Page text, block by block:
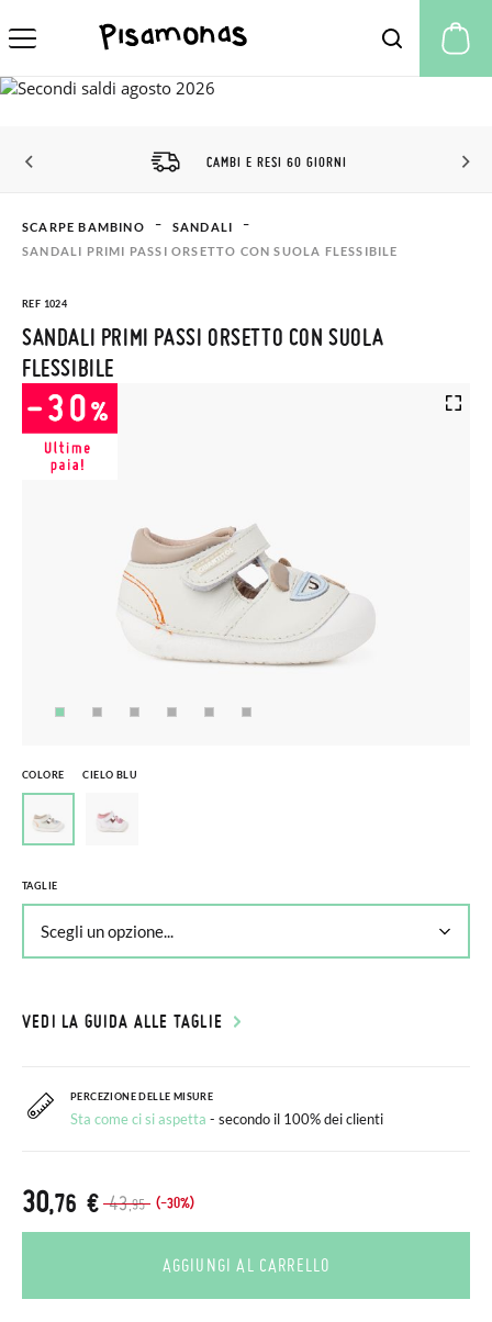
CAMBI E RESI 60 GIORNI
SCARPE BAMBINO
SANDALI
SANDALI PRIMI PASSI ORSETTO CON SUOLA FLESSIBILE
REF 1024
SANDALI PRIMI PASSI ORSETTO CON SUOLA
FLESSIBILE
COLORE CIELO BLU
TAGLIE
VEDI LA GUIDA ALLE TAGLIE
PERCEZIONE DELLE MISURE
Sta come ci si aspetta - secondo il 100% dei clienti
43,95 (-30%)
30,76 €
AGGIUNGI AL CARRELLO